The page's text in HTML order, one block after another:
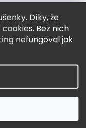
Díky, že
Bez nich
nefungoval jak
práva vyhrazena.
Shoptak.cz